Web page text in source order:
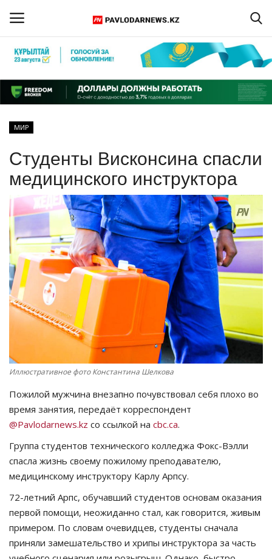
Регистрация
Главная
ПАВЛОДАРСКАЯ ОБЛАСТЬ
КАЗАХСТАН
МИР
СПЕЦПРОЕКТЫ
СПОРТ
Чек-лист
РАЗВЛЕЧЕНИЯ
Курултай
Язык
МИР
Студенты Висконсина спасли
медицинского инструктора
Иллюстративное фото Константина Шелкова
Пожилой мужчина внезапно почувствовал себя плохо во
время занятия, передаёт корреспондент
@Pavlodarnews.kz со ссылкой на cbc.ca.
Группа студентов технического колледжа Фокс-Вэлли
спасла жизнь своему пожилому преподавателю,
медицинскому инструктору Карлу Арпсу.
72-летний Арпс, обучавший студентов основам оказания
первой помощи, неожиданно стал, как говорится, живым
примером. По словам очевидцев, студенты сначала
приняли замешательство и хрипы инструктора за часть